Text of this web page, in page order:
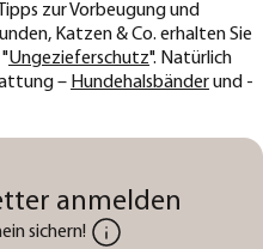
zur Vorbeugung und
Katzen & Co. erhalten Sie
Ungezieferschutz". Natürlich
– Hundehalsbänderund -
anmelden
sichern!